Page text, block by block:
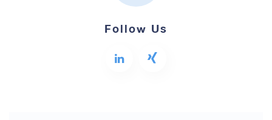
Follow Us